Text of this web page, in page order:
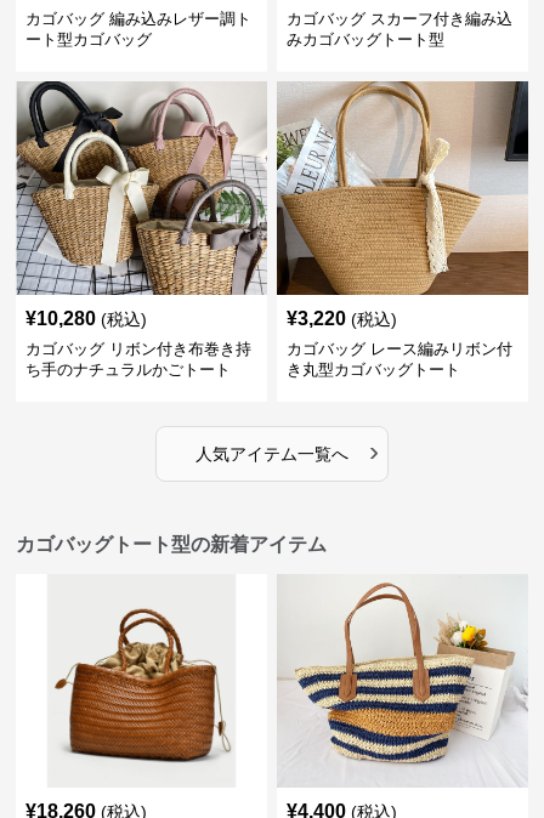
カゴバッグ 編み込みレザー調ト
ート型カゴバッグ
カゴバッグ スカーフ付き編み込
みカゴバッグトート型
¥10,280 (税込)
カゴバッグ リボン付き布巻き持
ち手のナチュラルかごトート
¥3,220 (税込)
カゴバッグ レース編みリボン付
き丸型カゴバッグトート
人気アイテム一覧へ ›
カゴバッグトート型の新着アイテム
¥18,260 (税込) ¥4,400 (税込)